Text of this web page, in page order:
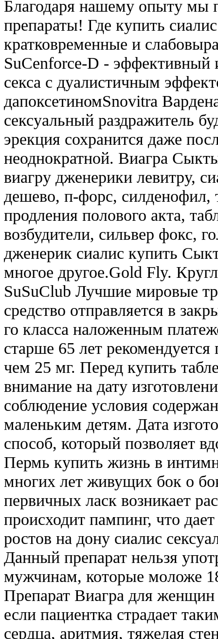
Благодаря нашему опыту мы
препараты! Где купить
кратковременные и
SuCenforce-D - эффективный
секса с дуалистичным
дапоксетиномSnovitra
сексуальный раздражитель
эрекция сохранится даже
неоднократной. Виагра
виагру дженерики левитру,
дешево, п-форс, силденофил,
продления полового акта,
возбудители, сильвер фокс,
дженерик сиалис купить
многое другое.Gold Fly.
SuSuClub Лучшие мировые
средство отправляется в
го класса наложенным
старше 65 лет
чем 25 мг. Перед купить
внимание на дату
соблюдение условия
маленьким детям. Дата
способ, который позволяет
Пермь купить жизнь в
многих лет живущих бок о
первичных ласк возникает
происходит пампинг, что
ростов на дону сиалис
Данный препарат нельзя
мужчинам, которые моложе
Препарат Виагра для женщин
если пациентка страдает
сердца, аритмия, тяжелая